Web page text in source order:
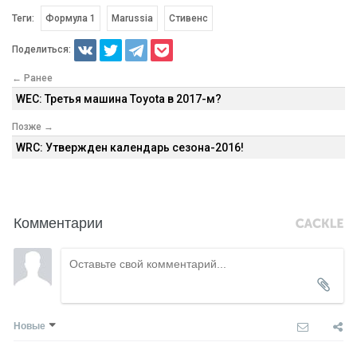
Теги: Формула 1 Marussia Стивенс
Поделиться:
← Ранее
WEC: Третья машина Toyota в 2017-м?
Позже →
WRC: Утвержден календарь сезона-2016!
Комментарии
Новые